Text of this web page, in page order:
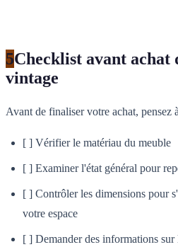
5Checklist avant achat
vintage
Avant de finaliser votre achat, pensez
[ ] Vérifier le matériau du meuble
[ ] Examiner l'état général pour
[ ] Contrôler les dimensions pour
votre espace
[ ] Demander des informations